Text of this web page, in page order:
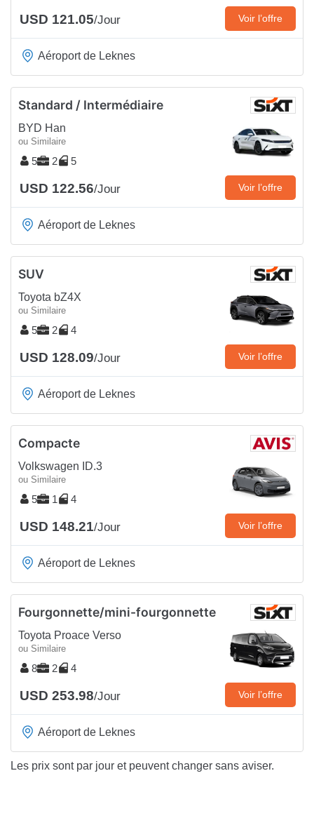
USD 121.05/Jour Voir l’offre
Aéroport de Leknes
Standard / Intermédiaire
BYD Han
ou Similaire
5 2 5
USD 122.56/Jour Voir l’offre
Aéroport de Leknes
SUV
Toyota bZ4X
ou Similaire
5 2 4
USD 128.09/Jour Voir l’offre
Aéroport de Leknes
Compacte
Volkswagen ID.3
ou Similaire
5 1 4
USD 148.21/Jour Voir l’offre
Aéroport de Leknes
Fourgonnette/mini-fourgonnette
Toyota Proace Verso
ou Similaire
8 2 4
USD 253.98/Jour Voir l’offre
Aéroport de Leknes
Les prix sont par jour et peuvent changer sans aviser.